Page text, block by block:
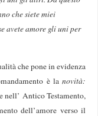
che siete miei
avete amore gli uni per
che pone in evidenza
è la novità:
nell’ Antico Testamento,
dell’amore verso il